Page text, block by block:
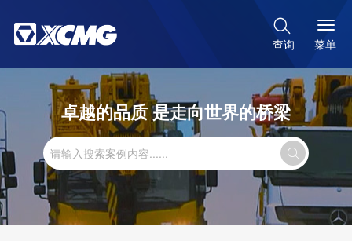

查询 菜单
卓越的品质 是走向世界的桥梁
